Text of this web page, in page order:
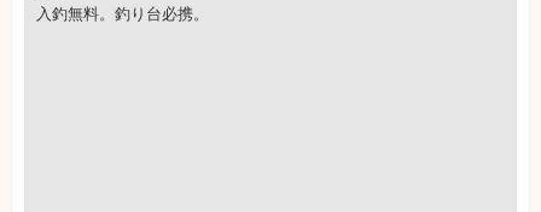
入釣無料。釣り台必携。